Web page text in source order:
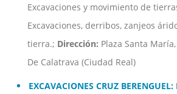
Excavaciones y movimiento de
Excavaciones, derribos, zanjeos
tierra.; Dirección: Plaza Santa
De Calatrava (Ciudad Real)
EXCAVACIONES CRUZ